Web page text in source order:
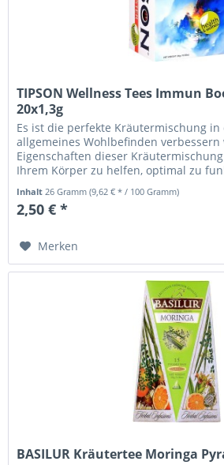
TIPSON Wellness Tees Immun
20x1,3g
Es ist die perfekte Kräutermischung in
allgemeines Wohlbefinden verbessern
Eigenschaften dieser
Ihrem Körper zu helfen, optimal zu
Inhalt26 Gramm(9,62 € * / 100 Gramm)
2,50 € *
Merken
BASILUR Kräutertee Moringa